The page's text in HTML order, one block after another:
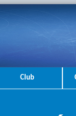
Club